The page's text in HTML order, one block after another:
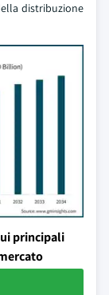
distribuzione
principali